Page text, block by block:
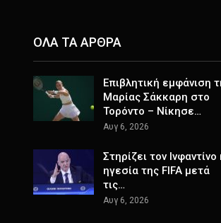
ΟΛΑ ΤΑ ΑΡΘΡΑ
Επιβλητική εμφάνιση
Μαρίας Σάκκαρη στο
Τορόντο – Νίκησε…
Αυγ 6, 2026
Στηρίζει τον Ινφαντίνο
ηγεσία της FIFA μετά
τις…
Αυγ 6, 2026